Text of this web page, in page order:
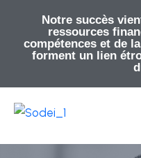
Notre succès
ressources
compétences et de
forment un lien